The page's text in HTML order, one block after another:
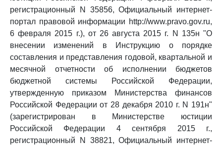
регистрационный N 35856, Официальный интернет-
портал правовой информации http://www.pravo.gov.ru,
6 февраля 2015 г.), от 26 августа 2015 г. N 135н "О
внесении изменений в Инструкцию о порядке
составления и представления годовой, квартальной и
месячной отчетности об исполнении бюджетов
бюджетной системы Российской Федерации,
утвержденную приказом Министерства финансов
Российской Федерации от 28 декабря 2010 г. N 191н"
(зарегистрирован в Министерстве юстиции
Российской Федерации 4 сентября 2015 г.,
регистрационный N 38821, Официальный интернет-